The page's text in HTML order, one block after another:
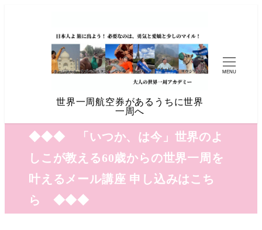
世界一周航空券があるうちに世界
一周へ
MENU
◆◆◆ 「いつか、は今」世界のよ
しこが教える60歳からの世界一周を
叶えるメール講座 申し込みはこち
ら ◆◆◆